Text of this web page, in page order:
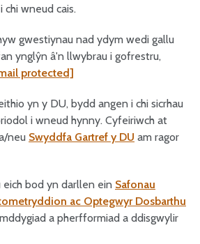
wneud cais.
gwestiynau nad ydym wedi gallu
ynglŷn â'n llwybrau i gofrestru,
protected]
yn y DU, bydd angen i chi sicrhau
i wneud hynny. Cyfeiriwch at
neu Swyddfa Gartref y DU am ragor
eich bod yn darllen ein Safonau
ac Optegwyr Dosbarthu
a pherfformiad a ddisgwylir